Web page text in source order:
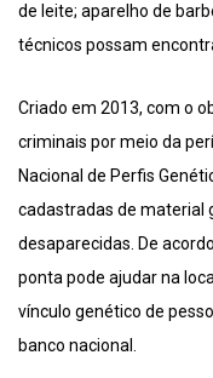
de leite; aparelho de
técnicos possam
Criado em 2013, com o
criminais por meio da
Nacional de Perfis
cadastradas de material
desaparecidas. De
ponta pode ajudar na
vínculo genético de
banco nacional.